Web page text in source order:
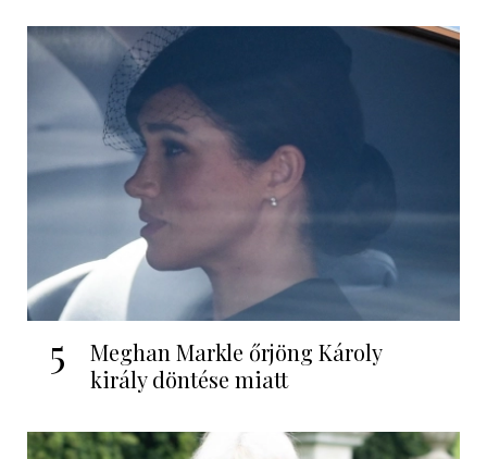
5
Meghan Markle őrjöng Károly
király döntése miatt